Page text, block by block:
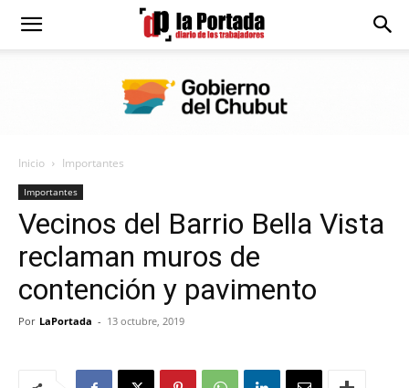
Diario
Portada
Inicio Importantes
Importantes
Vecinos del Barrio Bella Vista
reclaman muros de
contención y pavimento
Por LaPortada - 13 octubre, 2019